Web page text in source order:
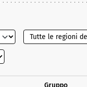
Gruppo